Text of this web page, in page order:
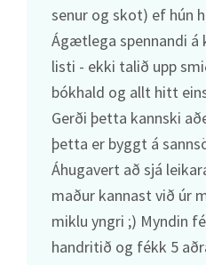
senur og skot) ef hún
Ágætlega spennandi
listi - ekki talið upp
bókhald og allt hitt
Gerði þetta kannski
þetta er byggt á
Áhugavert að sjá
maður kannast við úr
miklu yngri ;) Myndin
handritið og fékk 5